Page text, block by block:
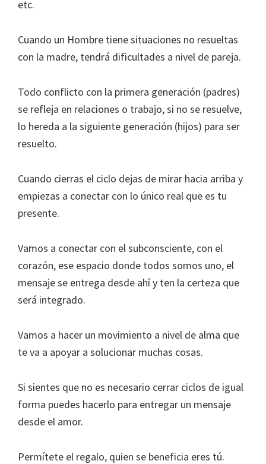
etc.
Cuando un Hombre tiene situaciones no resueltas
con la madre, tendrá dificultades a nivel de pareja.
Todo conflicto con la primera generación (padres)
se refleja en relaciones o trabajo, si no se resuelve,
lo hereda a la siguiente generación (hijos) para ser
resuelto.
Cuando cierras el ciclo dejas de mirar hacia arriba y
empiezas a conectar con lo único real que es tu
presente.
Vamos a conectar con el subconsciente, con el
corazón, ese espacio donde todos somos uno, el
mensaje se entrega desde ahí y ten la certeza que
será integrado.
Vamos a hacer un movimiento a nivel de alma que
te va a apoyar a solucionar muchas cosas.
Si sientes que no es necesario cerrar ciclos de igual
forma puedes hacerlo para entregar un mensaje
desde el amor.
Permítete el regalo, quien se beneficia eres tú.